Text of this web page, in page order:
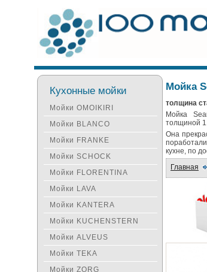
Мойка
толщина
Мойка
толщиной
Она
кухне, по
Главная
Кухонные мойки
Мойки OMOIKIRI
Мойки BLANCO
Мойки FRANKE
Мойки SCHOCK
Мойки FLORENTINA
Мойки LAVA
Мойки KANTERA
Мойки KUCHENSTERN
Мойки ALVEUS
Мойки TEKA
Мойки ZORG